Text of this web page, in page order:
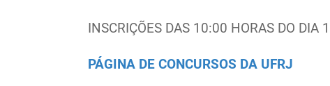
INSCRIÇÕES DAS 10:00 HORAS DO DIA 1
PÁGINA DE CONCURSOS DA UFRJ